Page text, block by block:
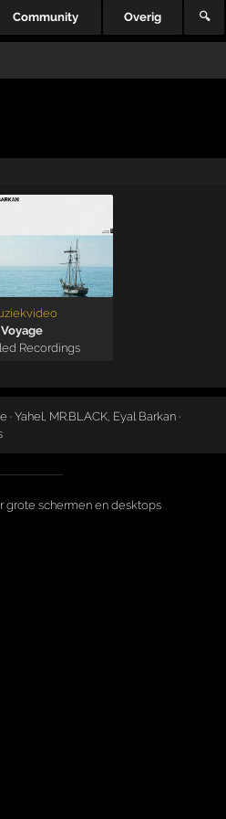
Community Overig 🔍
Voyage
Recordings
Yahel, MR.BLACK, Eyal Barkan ·
grote schermen en desktops